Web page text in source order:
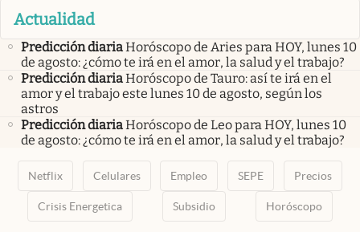
Actualidad
Predicción diariaHoróscopo de Aries para HOY, lunes 10
de agosto: ¿cómo te irá en el amor, la salud y el trabajo?
Predicción diariaHoróscopo de Tauro: así te irá en el
amor y el trabajo este lunes 10 de agosto, según los
astros
Predicción diariaHoróscopo de Leo para HOY, lunes 10
de agosto: ¿cómo te irá en el amor, la salud y el trabajo?
Netflix Celulares Empleo SEPE Precios
Crisis Energetica Subsidio Horóscopo